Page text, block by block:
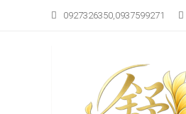
0927326350,0937599271